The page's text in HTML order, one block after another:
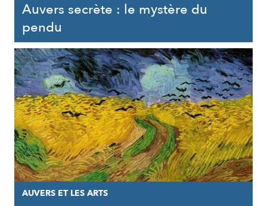
Auvers secrète : le mystère du
pendu
AUVERS ET LES ARTS